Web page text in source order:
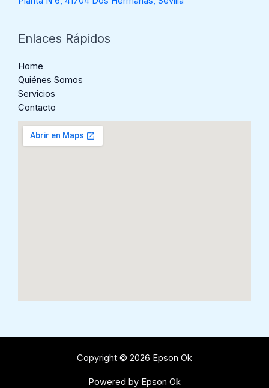
Enlaces Rápidos
Home
Quiénes Somos
Servicios
Contacto
Copyright © 2026 Epson Ok
Powered by Epson Ok